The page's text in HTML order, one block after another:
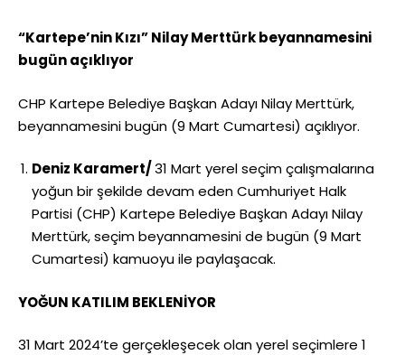
“Kartepe’nin Kızı” Nilay Merttürk beyannamesini
bugün açıklıyor
CHP Kartepe Belediye Başkan Adayı Nilay Merttürk,
beyannamesini bugün (9 Mart Cumartesi) açıklıyor.
Deniz Karamert/31 Mart yerel seçim çalışmalarına
yoğun bir şekilde devam eden Cumhuriyet Halk
Partisi (CHP) Kartepe Belediye Başkan Adayı Nilay
Merttürk, seçim beyannamesini de bugün (9 Mart
Cumartesi) kamuoyu ile paylaşacak.
YOĞUN KATILIM BEKLENİYOR
31 Mart 2024’te gerçekleşecek olan yerel seçimlere 1